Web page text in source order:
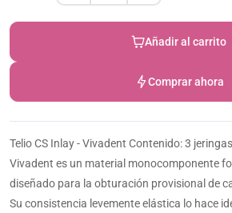
Añadir al carrito
Comprar ahora
Telio CS Inlay - Vivadent Contenido: 3
Vivadent es un material monocomponente
diseñado para la obturación provisional de
Su consistencia levemente elástica lo hace